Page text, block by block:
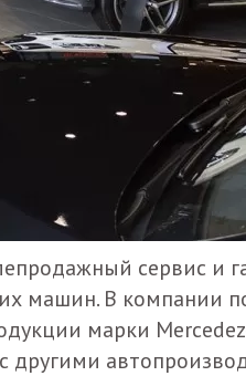
сервис и
машин. В компании
марки
другими